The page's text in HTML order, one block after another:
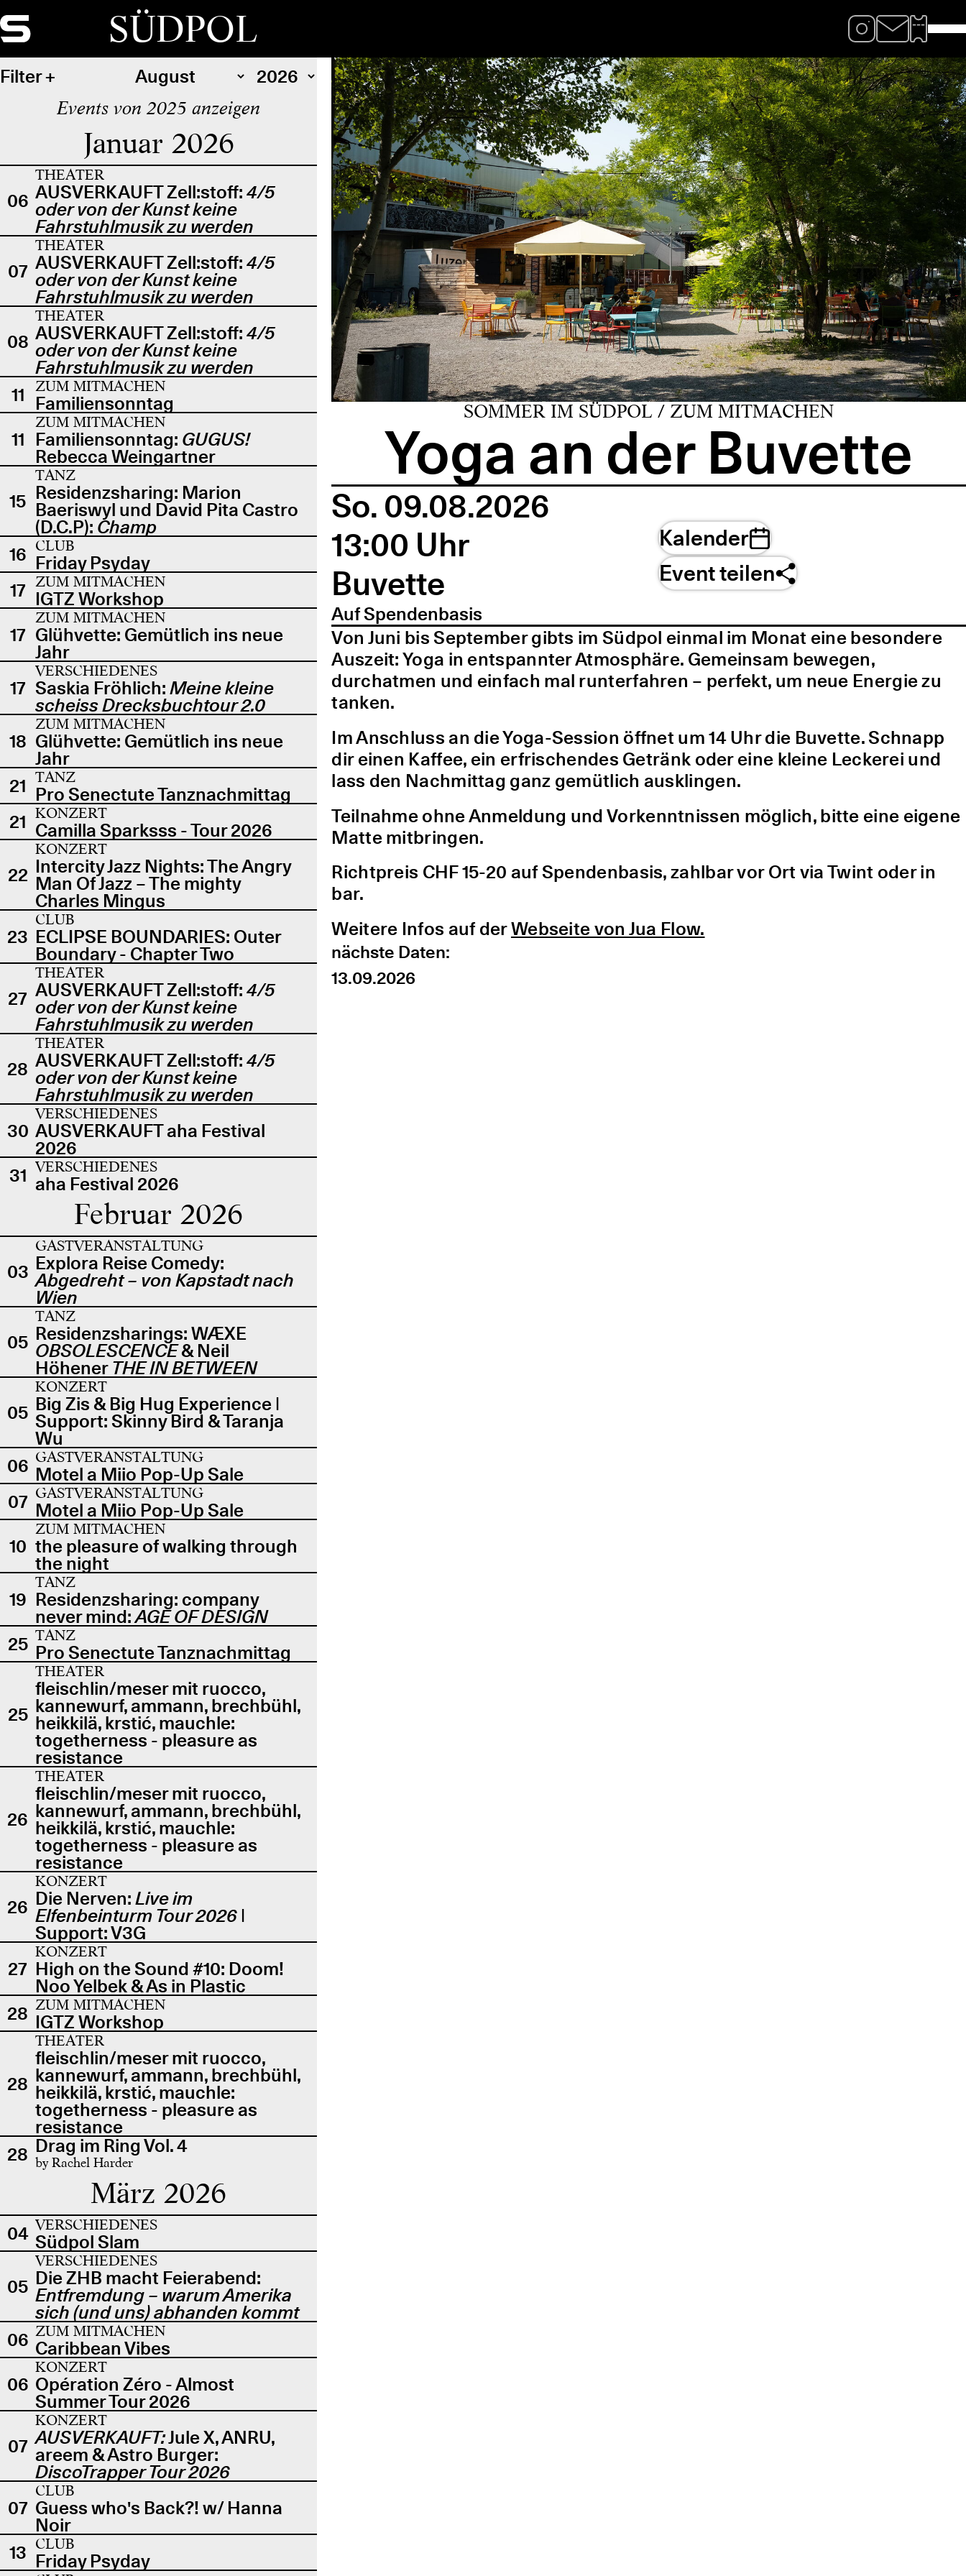
SÜDPOL
Filter
Events von 2025 anzeigen
Januar 2026
06
THEATER
AUSVERKAUFT Zell:stoff: 4/5
oder von der Kunst keine
Fahrstuhlmusik zu werden
07
THEATER
AUSVERKAUFT Zell:stoff: 4/5
oder von der Kunst keine
Fahrstuhlmusik zu werden
08
THEATER
AUSVERKAUFT Zell:stoff: 4/5
oder von der Kunst keine
Fahrstuhlmusik zu werden
11
ZUM MITMACHEN
Familiensonntag
11
ZUM MITMACHEN
Familiensonntag: GUGUS!
Rebecca Weingartner
15
TANZ
Residenzsharing: Marion
Baeriswyl und David Pita Castro
(D.C.P): Champ
16 CLUB
Friday Psyday
17 ZUM MITMACHEN
IGTZ Workshop
17
ZUM MITMACHEN
Glühvette: Gemütlich ins neue
Jahr
17
VERSCHIEDENES
Saskia Fröhlich: Meine kleine
scheiss Drecksbuchtour 2.0
18
ZUM MITMACHEN
Glühvette: Gemütlich ins neue
Jahr
21 TANZ
Pro Senectute Tanznachmittag
21 KONZERT
Camilla Sparksss - Tour 2026
22
KONZERT
Intercity Jazz Nights: The Angry
Man Of Jazz – The mighty
Charles Mingus
23
CLUB
ECLIPSE BOUNDARIES: Outer
Boundary - Chapter Two
27
THEATER
AUSVERKAUFT Zell:stoff: 4/5
oder von der Kunst keine
Fahrstuhlmusik zu werden
28
THEATER
AUSVERKAUFT Zell:stoff: 4/5
oder von der Kunst keine
Fahrstuhlmusik zu werden
30
VERSCHIEDENES
AUSVERKAUFT aha Festival
2026
31 VERSCHIEDENES
aha Festival 2026
Februar 2026
03
GASTVERANSTALTUNG
Explora Reise Comedy:
Abgedreht – von Kapstadt nach
Wien
05
TANZ
Residenzsharings: WÆXE
OBSOLESCENCE& Neil
Höhener THE IN BETWEEN
05
KONZERT
Big Zis & Big Hug Experience |
Support: Skinny Bird & Taranja
Wu
06 GASTVERANSTALTUNG
Motel a Miio Pop-Up Sale
07 GASTVERANSTALTUNG
Motel a Miio Pop-Up Sale
10
ZUM MITMACHEN
the pleasure of walking through
the night
19
TANZ
Residenzsharing: company
never mind:AGE OF DESIGN
25 TANZ
Pro Senectute Tanznachmittag
25
THEATER
fleischlin/meser mit ruocco,
kannewurf, ammann, brechbühl,
heikkilä, krstić, mauchle:
togetherness - pleasure as
resistance
26
THEATER
fleischlin/meser mit ruocco,
kannewurf, ammann, brechbühl,
heikkilä, krstić, mauchle:
togetherness - pleasure as
resistance
26
KONZERT
Die Nerven:Live im
Elfenbeinturm Tour 2026 |
Support: V3G
27
KONZERT
High on the Sound #10: Doom!
Noo Yelbek & As in Plastic
28 ZUM MITMACHEN
IGTZ Workshop
28
THEATER
fleischlin/meser mit ruocco,
kannewurf, ammann, brechbühl,
heikkilä, krstić, mauchle:
togetherness - pleasure as
resistance
28 Drag im Ring Vol. 4
by Rachel Harder
März 2026
04 VERSCHIEDENES
Südpol Slam
05
VERSCHIEDENES
Die ZHB macht Feierabend:
Entfremdung – warum Amerika
sich (und uns) abhanden kommt
06 ZUM MITMACHEN
Caribbean Vibes
06
KONZERT
Opération Zéro - Almost
Summer Tour 2026
07
KONZERT
AUSVERKAUFT:Jule X, ANRU,
areem & Astro Burger:
DiscoTrapper Tour 2026
07
CLUB
Guess who's Back?! w/ Hanna
Noir
13 CLUB
Friday Psyday
SOMMER IM SÜDPOL / ZUM MITMACHEN
Yoga an der Buvette
So. 09.08.2026
13:00 Uhr
Buvette
Auf Spendenbasis
Kalender
Event teilen
Von Juni bis September gibts im Südpol einmal im Monat eine besondere
Auszeit: Yoga in entspannter Atmosphäre. Gemeinsam bewegen,
durchatmen und einfach mal runterfahren – perfekt, um neue Energie zu
tanken.
Im Anschluss an die Yoga-Session öffnet um 14 Uhr die Buvette. Schnapp
dir einen Kaffee, ein erfrischendes Getränk oder eine kleine Leckerei und
lass den Nachmittag ganz gemütlich ausklingen.
Teilnahme ohne Anmeldung und Vorkenntnissen möglich, bitte eine eigene
Matte mitbringen.
Richtpreis CHF 15-20 auf Spendenbasis, zahlbar vor Ort via Twint oder in
bar.
Weitere Infos auf derWebseite von Jua Flow.
nächste Daten:
13.09.2026